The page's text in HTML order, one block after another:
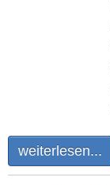
weiterlesen...